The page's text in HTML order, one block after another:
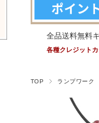
全品送料無料
各種クレジット
TOP ランプワーク